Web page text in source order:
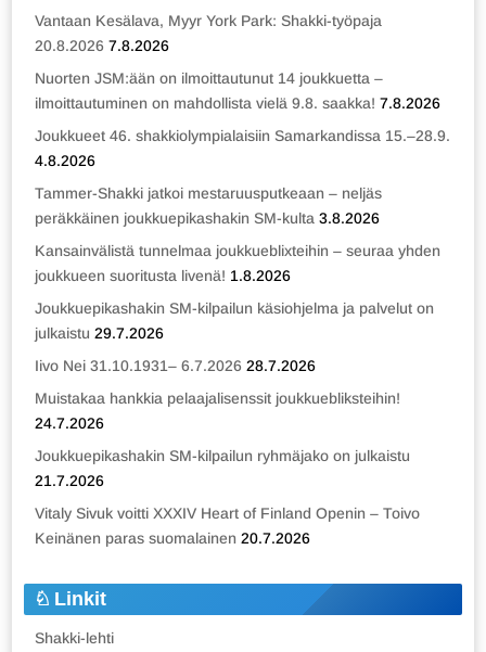
Vantaan Kesälava, Myyr York Park: Shakki-työpaja
20.8.2026 7.8.2026
Nuorten JSM:ään on ilmoittautunut 14 joukkuetta –
ilmoittautuminen on mahdollista vielä 9.8. saakka! 7.8.2026
Joukkueet 46. shakkiolympialaisiin Samarkandissa 15.–28.9.
4.8.2026
Tammer-Shakki jatkoi mestaruusputkeaan – neljäs
peräkkäinen joukkuepikashakin SM-kulta 3.8.2026
Kansainvälistä tunnelmaa joukkueblixteihin – seuraa yhden
joukkueen suoritusta livenä! 1.8.2026
Joukkuepikashakin SM-kilpailun käsiohjelma ja palvelut on
julkaistu 29.7.2026
Iivo Nei 31.10.1931– 6.7.2026 28.7.2026
Muistakaa hankkia pelaajalisenssit joukkuebliksteihin!
24.7.2026
Joukkuepikashakin SM-kilpailun ryhmäjako on julkaistu
21.7.2026
Vitaly Sivuk voitti XXXIV Heart of Finland Openin – Toivo
Keinänen paras suomalainen 20.7.2026
Linkit
Shakki-lehti